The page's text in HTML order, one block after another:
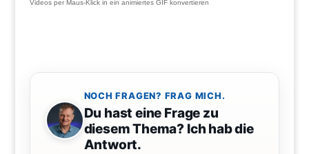
Videos per Maus-Klick in ein animiertes GIF konvertieren
NOCH FRAGEN? FRAG MICH.
Du hast eine Frage zu
diesem Thema? Ich hab die
Antwort.